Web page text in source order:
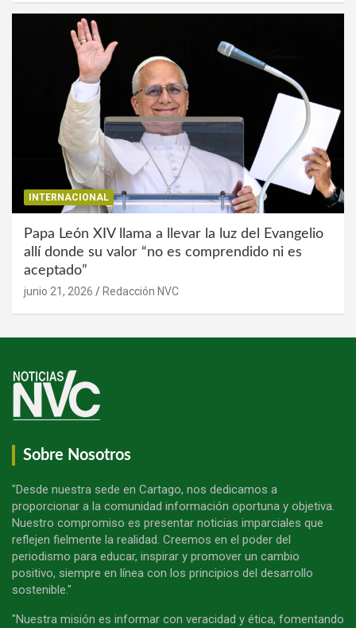
INTERNACIONAL
Papa León XIV llama a llevar la luz del Evangelio
allí donde su valor “no es comprendido ni es
aceptado”
junio 21, 2026 Redacción NVC
Sobre Nosotros
"Desde nuestra sede en Cartago, nos dedicamos a
proporcionar a la comunidad información oportuna y objetiva.
Nuestro compromiso es presentar noticias imparciales que
reflejen fielmente la realidad. Creemos en el poder del
periodismo para educar, inspirar y promover un cambio
positivo, siempre en línea con los principios del desarrollo
sostenible."
"Nuestra misión es informar con veracidad y ética, fomentando